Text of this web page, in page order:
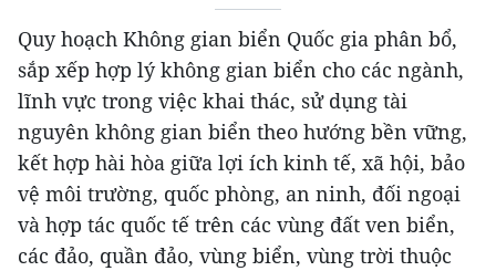
Quy hoạch Không gian biển Quốc gia phân bổ,
sắp xếp hợp lý không gian biển cho các ngành,
lĩnh vực trong việc khai thác, sử dụng tài
nguyên không gian biển theo hướng bền vững,
kết hợp hài hòa giữa lợi ích kinh tế, xã hội, bảo
vệ môi trường, quốc phòng, an ninh, đối ngoại
và hợp tác quốc tế trên các vùng đất ven biển,
các đảo, quần đảo, vùng biển, vùng trời thuộc